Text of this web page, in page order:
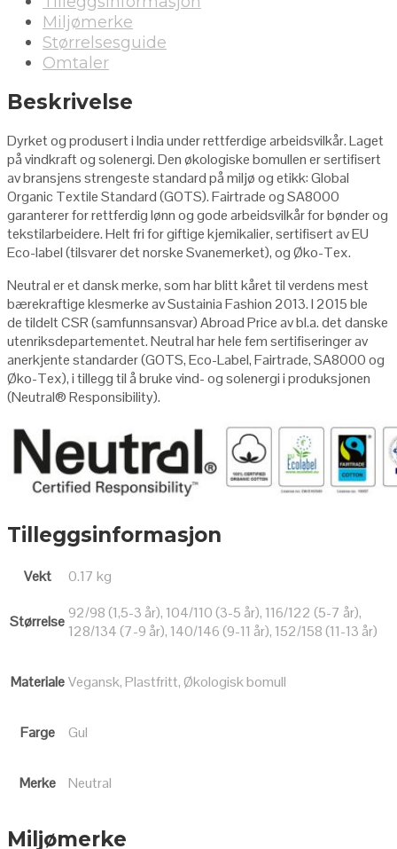
Miljømerke
Størrelsesguide
Omtaler
Beskrivelse
Dyrket og produsert i India under rettferdige arbeidsvilkår. Laget
på vindkraft og solenergi. Den økologiske bomullen er sertifisert
av bransjens strengeste standard på miljø og etikk: Global
Organic Textile Standard (GOTS). Fairtrade og SA8000
garanterer for rettferdig lønn og gode arbeidsvilkår for bønder og
tekstilarbeidere. Helt fri for giftige kjemikalier, sertifisert av EU
Eco-label (tilsvarer det norske Svanemerket), og Øko-Tex.
Neutral er et dansk merke, som har blitt kåret til verdens mest
bærekraftige klesmerke av Sustainia Fashion 2013. I 2015 ble
de tildelt CSR (samfunnsansvar) Abroad Price av bl.a. det danske
utenriksdepartementet. Neutral har hele fem sertifiseringer av
anerkjente standarder (GOTS, Eco-Label, Fairtrade, SA8000 og
Øko-Tex), i tillegg til å bruke vind- og solenergi i produksjonen
(Neutral®Responsibility).
Tilleggsinformasjon
Vekt 0.17 kg
Størrelse 92/98 (1,5-3 år), 104/110 (3-5 år), 116/122 (5-7 år),
128/134 (7-9 år), 140/146 (9-11 år), 152/158 (11-13 år)
Materiale Vegansk, Plastfritt, Økologisk bomull
Farge Gul
Merke Neutral
Miljømerke